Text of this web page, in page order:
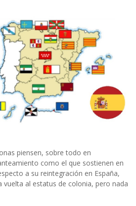
piensen, sobre todo en
como el que sostienen en
a su reintegración en España,
vuelta al estatus de colonia, pero nada